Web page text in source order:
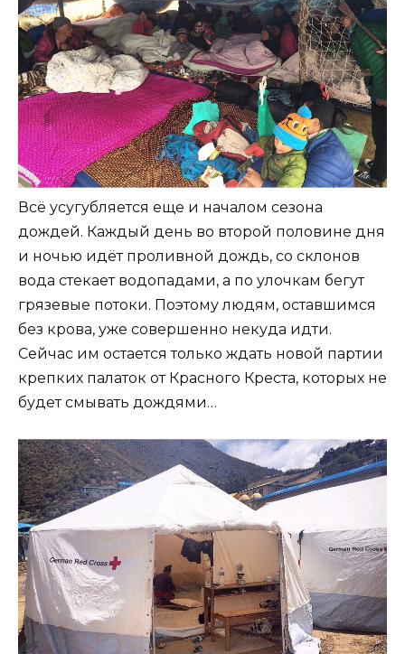
Всё усугубляется еще и началом сезона
дождей. Каждый день во второй половине дня
и ночью идёт проливной дождь, со склонов
вода стекает водопадами, а по улочкам бегут
грязевые потоки. Поэтому людям, оставшимся
без крова, уже совершенно некуда идти.
Сейчас им остается только ждать новой партии
крепких палаток от Красного Креста, которых не
будет смывать дождями…